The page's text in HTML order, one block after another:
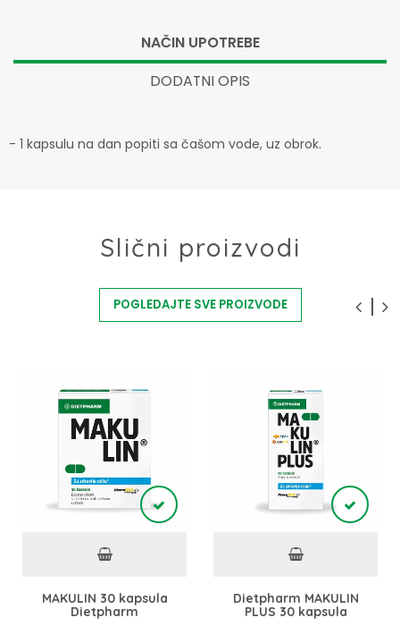
NAČIN UPOTREBE
DODATNI OPIS
- 1 kapsulu na dan popiti sa čašom vode, uz obrok.
Slični proizvodi
POGLEDAJTE SVE PROIZVODE
MAKULIN 30 kapsula
Dietpharm
Dietpharm MAKULIN
PLUS 30 kapsula